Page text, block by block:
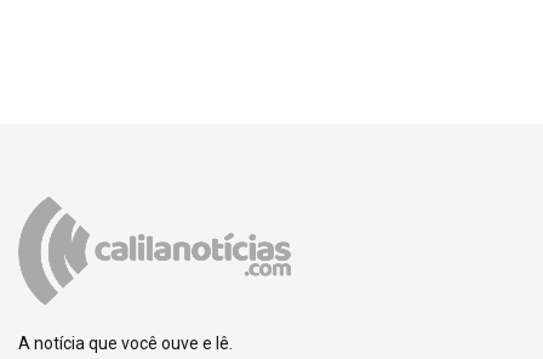
A notícia que você ouve e lê.